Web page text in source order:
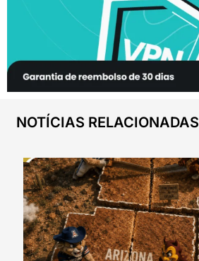
NOTÍCIAS RELACIONADAS